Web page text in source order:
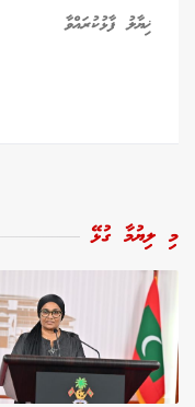
މި ލިޔުމާ ގުޅޭ